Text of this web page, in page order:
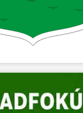
KÖZÖSSÉG